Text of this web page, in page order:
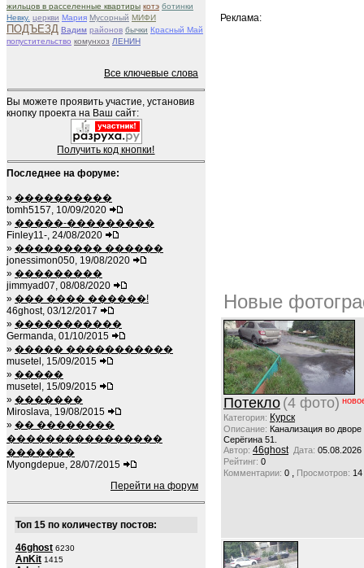
жильцов в расселенные квартиры котэ ботинки
Невку. церкви Мария Мусорный МИФИ
ПОДЪЕЗД Вадим районов бычки Красный Май
попустительство комунхоз ЛЕНИН
Все ключевые слова
Вы можете проявить участие, установив
кнопку проекта на Ваш сайт:
Получить код кнопки!
Последнее на форуме:
» ����������
tomh5157, 10/09/2020
» �����-���������
Finley11-, 24/08/2020
» ��������� ������
jonessimon050, 19/08/2020
» ���������
jimmyad07, 08/08/2020
» ��� ���� ������!
46ghost, 03/12/2017
» �����������
Germanda, 01/10/2015
» ����� �����������
musetel, 15/09/2015
» �����
musetel, 15/09/2015
» �������
Miroslava, 19/08/2015
» �� ��������
����������������
�������
Myongdepue, 28/07/2015
Перейти на форум
Топ 15 по количеству постов:
46ghost 6230
AnKit 1415
Реклама:
Новые
Потекло (4 фото)
Категория: Курск
Описание: Канализация во
Серёгина 51.
Автор: 46ghost Дата: 05.08.2026
Рейтинг: 0
Комментарии: 0 , Просмотров: 14